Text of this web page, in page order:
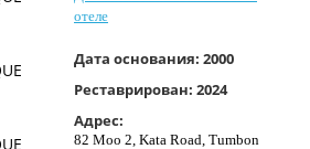
отеле
Дата основания: 2000
Реставрирован: 2024
Адрес:
82 Moo 2, Kata Road, Tumbon